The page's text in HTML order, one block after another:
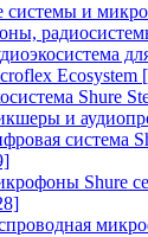
и
Ecosystem
Shure
и
система
Shure